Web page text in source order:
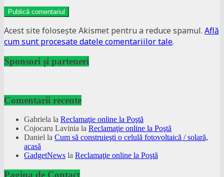
Acest site folosește Akismet pentru a reduce spamul. Află
cum sunt procesate datele comentariilor tale.
Sponsori și parteneri
Comentarii recente
Gabriela la Reclamaţie online la Poştă
Cojocaru Lavinia la Reclamaţie online la Poştă
Daniel la Cum să construieşti o celulă fotovoltaică / solară,
acasă
GadgetNews la Reclamaţie online la Poştă
Pagina de Contact